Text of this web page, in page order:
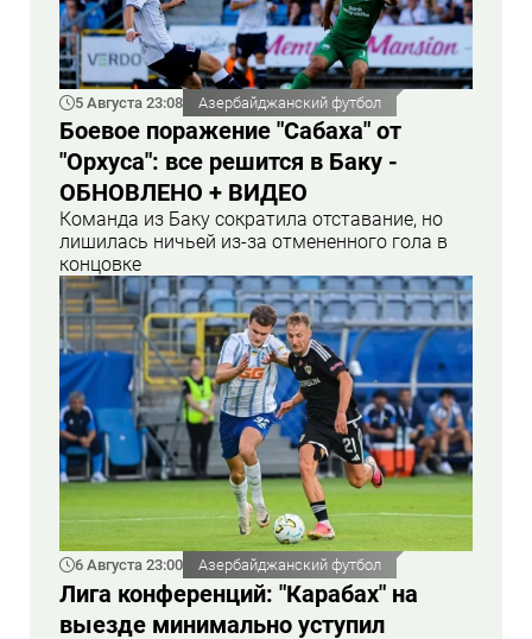
5 Августа 23:08 Азербайджанский футбол
Боевое поражение "Сабаха" от
"Орхуса": все решится в Баку -
ОБНОВЛЕНО + ВИДЕО
Команда из Баку сократила отставание, но
лишилась ничьей из-за отмененного гола в
концовке
6 Августа 23:00 Азербайджанский футбол
Лига конференций: "Карабах" на
выезде минимально уступил